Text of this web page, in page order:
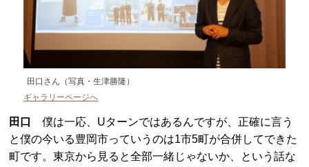
田口さん（写真・生津勝隆）
ギャラリーページへ
田口
僕は一応、Uターンではあるんですが、正確に言う
と僕の今いる豊岡市っていうのは1市5町が合併してできた
町です。東京から見ると全部一緒じゃないか、という話な